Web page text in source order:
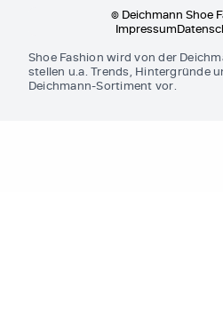
© Deichmann Shoe
Impressum
Shoe Fashion wird von der
stellen u.a. Trends, Hintergründe
Deichmann-Sortiment vor.